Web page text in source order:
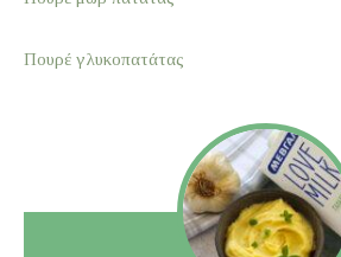
Πουρέ γλυκοπατάτας